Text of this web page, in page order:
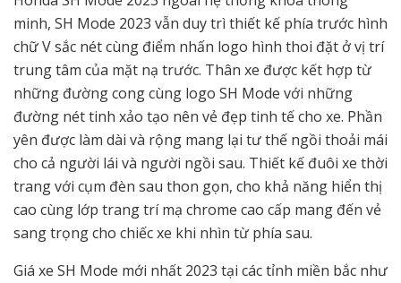
minh, SH Mode 2023 vẫn duy trì thiết kế phía trước hình
chữ V sắc nét cùng điểm nhấn logo hình thoi đặt ở vị trí
trung tâm của mặt nạ trước. Thân xe được kết hợp từ
những đường cong cùng logo SH Mode với những
đường nét tinh xảo tạo nên vẻ đẹp tinh tế cho xe. Phần
yên được làm dài và rộng mang lại tư thế ngồi thoải mái
cho cả người lái và người ngồi sau. Thiết kế đuôi xe thời
trang với cụm đèn sau thon gọn, cho khả năng hiển thị
cao cùng lớp trang trí mạ chrome cao cấp mang đến vẻ
sang trọng cho chiếc xe khi nhìn từ phía sau.
Giá xe SH Mode mới nhất 2023 tại các tỉnh miền bắc như